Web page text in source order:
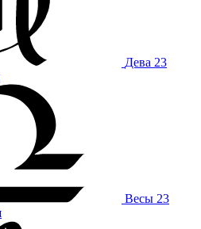
Дева 23
Весы 23